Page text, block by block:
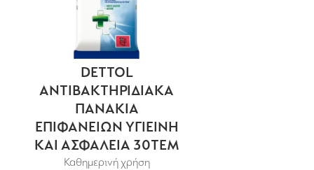
DETTOL
ΑΝΤΙΒΑΚΤΗΡΙΔΙΑΚΑ
ΠΑΝΑΚΙΑ
ΕΠΙΦΑΝΕΙΩΝ ΥΓΙΕΙΝΗ
ΚΑΙ ΑΣΦΑΛΕΙΑ 30TEM
Καθημερινή χρήση